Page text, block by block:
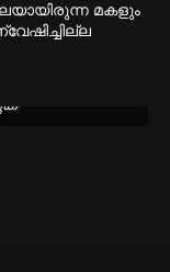
മകളും